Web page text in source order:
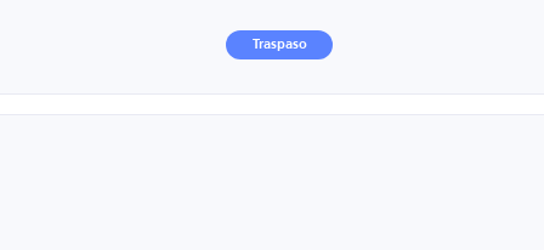
Traspaso